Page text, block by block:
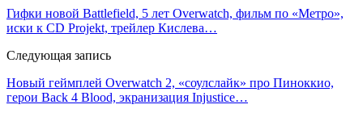
Гифки новой Battlefield, 5 лет Overwatch, фильм по «Метро»,
иски к CD Projekt, трейлер Кислева…
Следующая запись
Новый геймплей Overwatch 2, «соулслайк» про Пиноккио,
герои Back 4 Blood, экранизация Injustice…